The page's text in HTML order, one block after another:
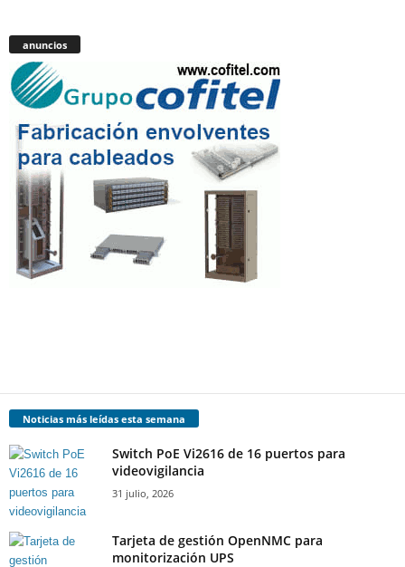
anuncios
Noticias más leídas esta semana
Switch PoE Vi2616 de 16 puertos para
videovigilancia
31 julio, 2026
Tarjeta de gestión OpenNMC para
monitorización UPS